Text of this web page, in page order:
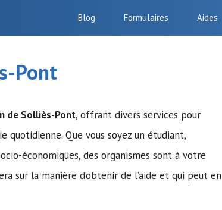
Blog Formulaires Aides
Pont
de Solliès-Pont, offrant divers services pour
Que vous soyez un étudiant,
économiques, des organismes sont à votre
sur la manière d’obtenir de l’aide et qui peut en